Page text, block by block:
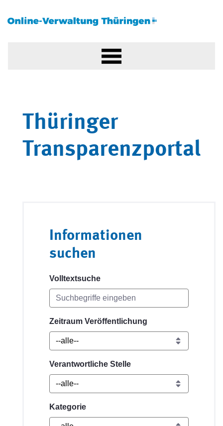
Thüringer
Transparenzportal
Informationen
suchen
Volltextsuche
Zeitraum Veröffentlichung
Verantwortliche Stelle
Kategorie